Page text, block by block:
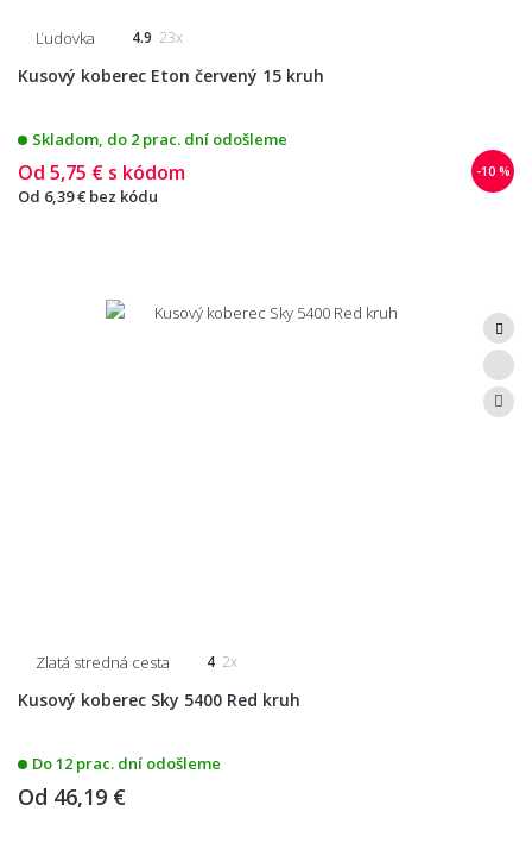
Ľudovka 4.9 23x
Kusový koberec Eton červený 15 kruh
Skladom, do 2 prac. dní odošleme
-10 %
Od 5,75 € s kódom
Od 6,39 € bez kódu
Zlatá stredná cesta 4 2x
Kusový koberec Sky 5400 Red kruh
Do 12 prac. dní odošleme
Od 46,19 €